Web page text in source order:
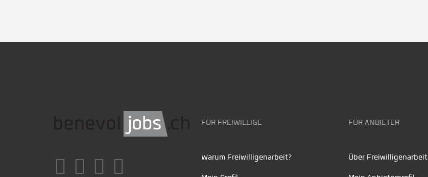
FÜR FREIWILLIGE
Warum Freiwilligenarbeit?
FÜR ANBIETER
Über Freiwilligenarbeit